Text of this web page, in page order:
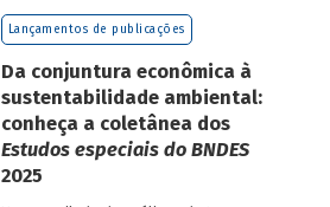
empregos da economia.
Lançamentos de publicações
Da conjuntura econômica à
sustentabilidade ambiental:
conheça a coletânea dos
Estudos especiais do BNDES
2025